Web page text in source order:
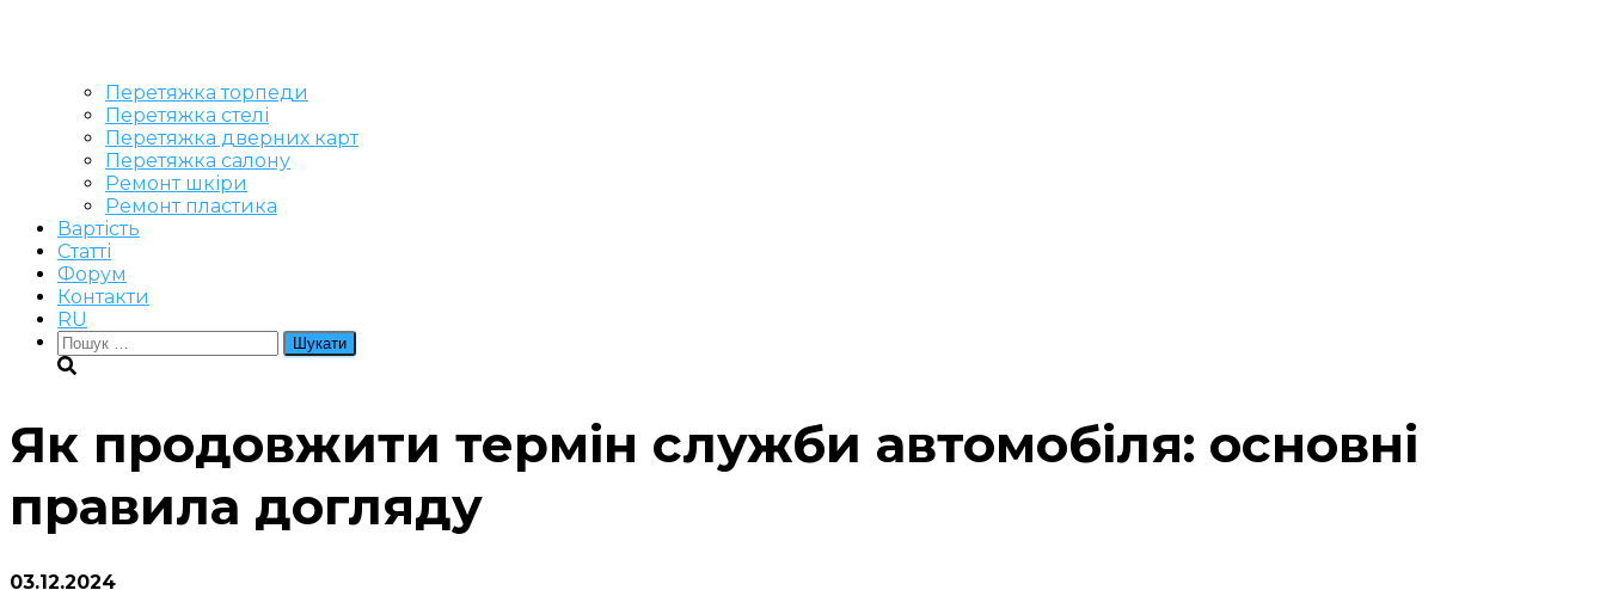
Перетяжка торпеди
Перетяжка стелі
Перетяжка дверних карт
Перетяжка салону
Ремонт шкіри
Ремонт пластика
Вартість
Статті
Форум
Контакти
RU
Пошук:
Як продовжити термін служби автомобіля: основні
правила догляду
03.12.2024